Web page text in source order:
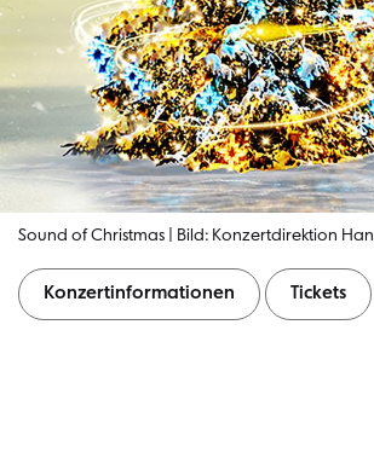
Sound of Christmas | Bild: Konzertdirektion
Konzertinformationen Tickets